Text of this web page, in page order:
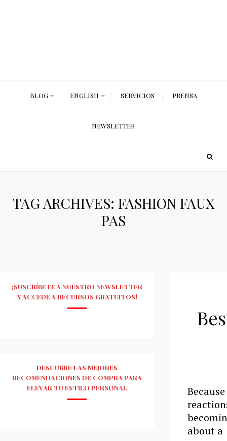
BLOG ENGLISH SERVICIOS PRENSA
NEWSLETTER
TAG ARCHIVES: FASHION FAUX
PAS
about a
¡SUSCRÍBETE A NUESTRO NEWSLETTER
Y ACCEDE A RECURSOS GRATUITOS!
DESCUBRE LAS MEJORES
RECOMENDACIONES DE COMPRA PARA
ELEVAR TU ESTILO PERSONAL